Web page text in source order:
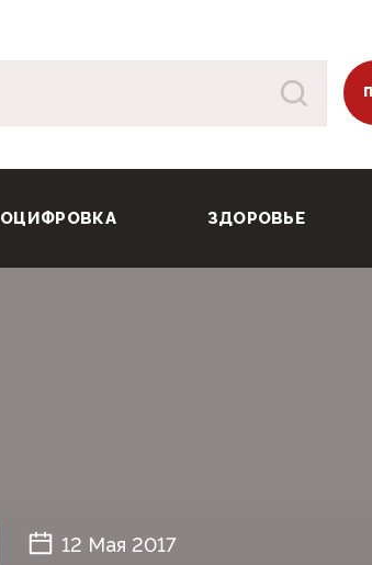
ОЦИФРОВКА ЗДОРОВЬЕ
12 Мая 2017